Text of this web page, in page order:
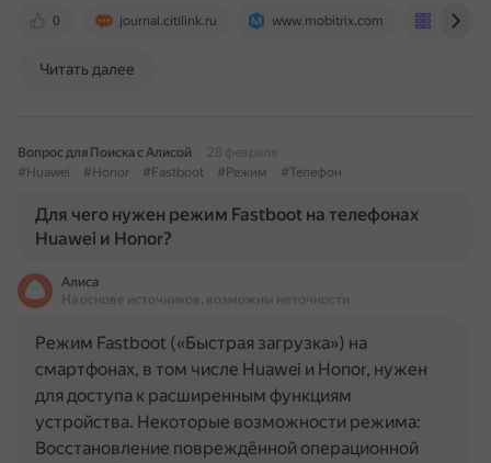
0 journal.citilink.ru www.mobitrix.com
Читать далее
Вопрос для Поиска с Алисой
28 февраля
#Huawei
#Honor #Fastboot #Режим #Телефон
Для чего нужен режим Fastboot на телефонах
Huawei и Honor?
Алиса
На основе источников, возможны неточности
Режим Fastboot («Быстрая загрузка») на
смартфонах, в том числе Huawei и Honor, нужен
для доступа к расширенным функциям
устройства. Некоторые возможности режима:
Восстановление повреждённой операционной